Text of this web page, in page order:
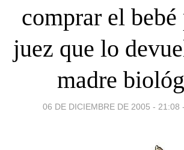
comprar el bebé
juez que lo
madre
06 DE DICIEMBRE DE 2005 - 21:08 -